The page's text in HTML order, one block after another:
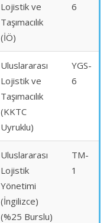
Lojistik ve
Taşımacılık
(İÖ)
6
Uluslararası
Lojistik ve
Taşımacılık
(KKTC
Uyruklu)
YGS-
6
Uluslararası
Lojistik
Yönetimi
(İngilizce)
(%25 Burslu)
TM-
1